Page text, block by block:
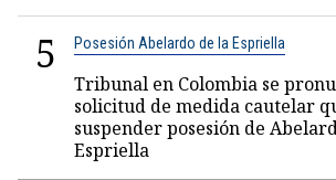
5 Posesión Abelardo de la Espriella
Tribunal en Colombia se
solicitud de medida cautelar
suspender posesión de
Espriella